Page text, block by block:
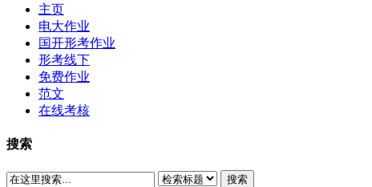
主页
电大作业
国开形考作业
形考线下
免费作业
范文
在线考核
搜索
搜索